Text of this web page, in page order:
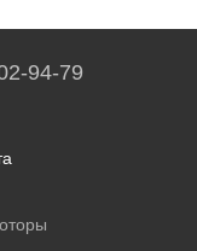
94-79